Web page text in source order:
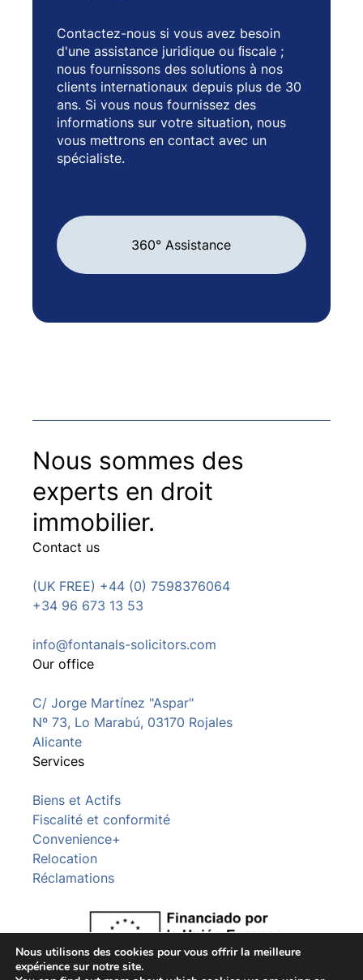
Contactez-nous si vous avez besoin
d'une assistance juridique ou ﬁscale ;
nous fournissons des solutions à nos
clients internationaux depuis plus de 30
ans. Si vous nous fournissez des
informations sur votre situation, nous
vous mettrons en contact avec un
spécialiste.
360° Assistance
Nous sommes des
experts en droit
immobilier.
Contact us
(UK FREE) +44 (0) 7598376064
+34 96 673 13 53
info@fontanals-solicitors.com
Our office
C/ Jorge Martínez "Aspar"
Nº 73, Lo Marabú, 03170 Rojales
Alicante
Services
Biens et Actifs
Fiscalité et conformité
Convenience+
Relocation
Réclamations
Nous utilisons des cookies pour vous offrir la meilleure
expérience sur notre site.